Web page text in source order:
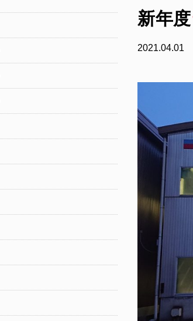
新年度
2021.04.01